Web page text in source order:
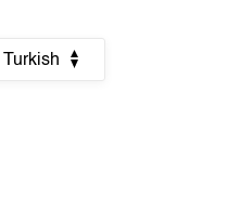
Turkish